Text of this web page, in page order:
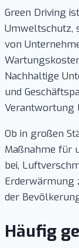
Green Driving
Umweltschutz,
von
Nachhaltige
und
Verantwortung
Ob in großen
Maßnahme für
bei,
Erderwärmung
der
Häufig